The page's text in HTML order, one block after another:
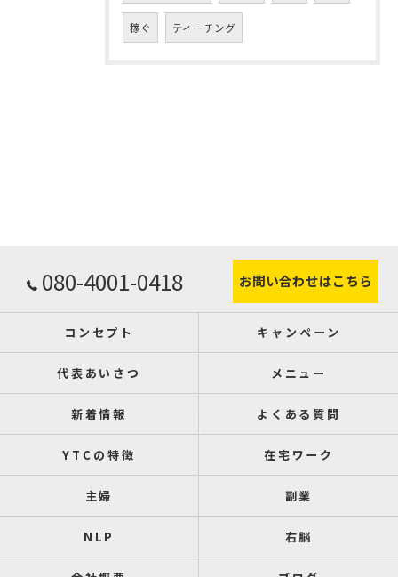
稼ぐ ティーチング
080-4001-0418 お問い合わせはこちら
コンセプト キャンペーン
代表あいさつ メニュー
新着情報 よくある質問
YTCの特徴 在宅ワーク
主婦 副業
NLP 右脳